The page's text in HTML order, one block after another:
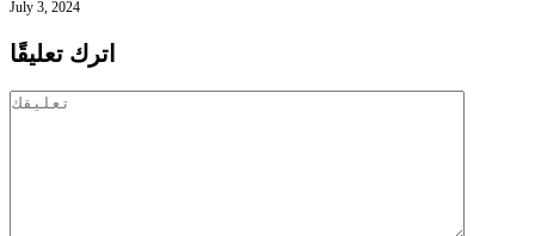
July 3, 2024
اترك تعليقًا